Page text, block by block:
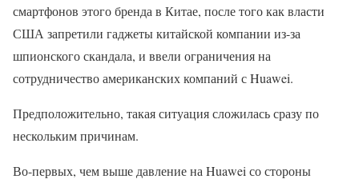
смартфонов этого бренда в Китае, после того как власти
США запретили гаджеты китайской компании из-за
шпионского скандала, и ввели ограничения на
сотрудничество американских компаний с Huawei.
Предположительно, такая ситуация сложилась сразу по
нескольким причинам.
Во-первых, чем выше давление на Huawei со стороны